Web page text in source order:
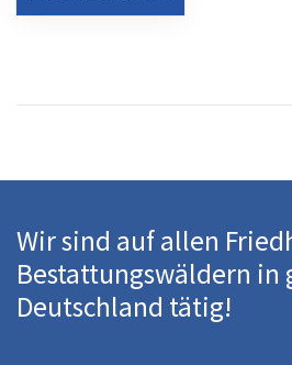
Wir sind auf allen
Bestattungswäldern in
Deutschland tätig!